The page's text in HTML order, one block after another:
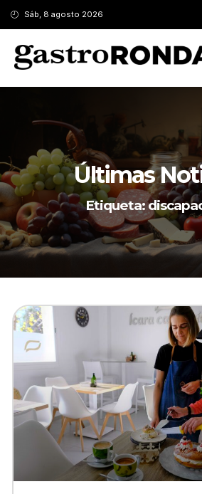
Sáb, 8 agosto 2026
Últimas
Etiqueta: